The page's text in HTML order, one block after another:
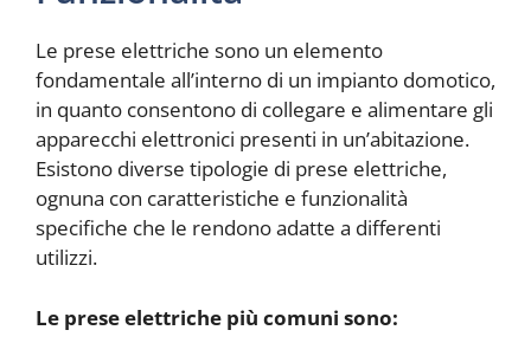
Le prese elettriche sono un elemento
fondamentale all’interno di un impianto domotico,
in quanto consentono di collegare e alimentare gli
apparecchi elettronici presenti in un’abitazione.
Esistono diverse tipologie di prese elettriche,
ognuna con caratteristiche e funzionalità
specifiche che le rendono adatte a differenti
utilizzi.
Le prese elettriche più comuni sono: